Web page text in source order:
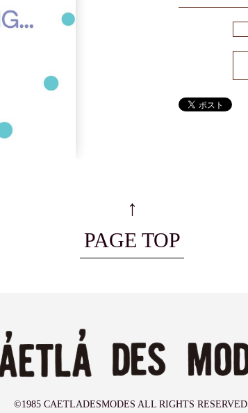
↑
PAGE TOP
©1985 CAETLADESMODES ALL RIGHTS RESERVED.